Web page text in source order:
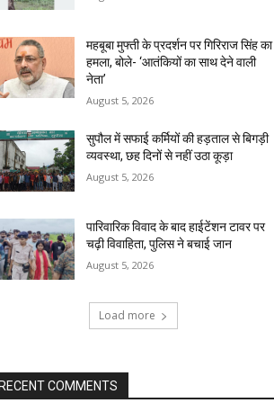
महबूबा मुफ्ती के प्रदर्शन पर गिरिराज सिंह का
हमला, बोले- ‘आतंकियों का साथ देने वाली
नेता’
August 5, 2026
सुपौल में सफाई कर्मियों की हड़ताल से बिगड़ी
व्यवस्था, छह दिनों से नहीं उठा कूड़ा
August 5, 2026
पारिवारिक विवाद के बाद हाईटेंशन टावर पर
चढ़ी विवाहिता, पुलिस ने बचाई जान
August 5, 2026
Load more
COMMENTS